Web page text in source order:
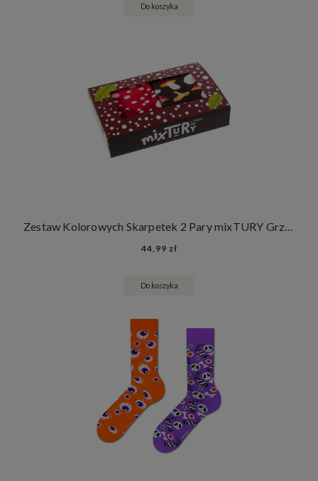
Do koszyka
Zestaw Kolorowych Skarpetek 2 Pary mixTURY Grzybowe Śmieszne Długie Damskie Męskie Grzyby Jesień Las
44,99 zł
Do koszyka